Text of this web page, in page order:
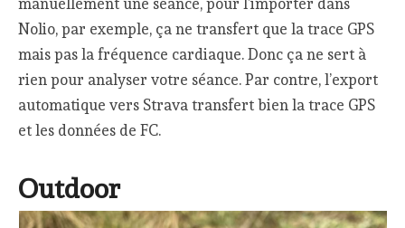
Nolio, par exemple, ça ne transfert que la trace GPS
mais pas la fréquence cardiaque. Donc ça ne sert à
rien pour analyser votre séance. Par contre, l’export
automatique vers Strava transfert bien la trace GPS
et les données de FC.
Outdoor